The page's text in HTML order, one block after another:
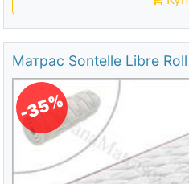
Матрас Sontelle Libre
-35%